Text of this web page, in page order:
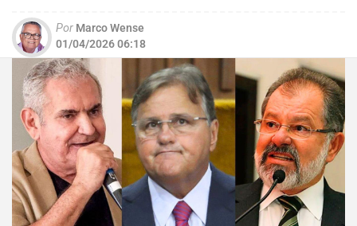
Por Marco Wense
01/04/2026 06:18